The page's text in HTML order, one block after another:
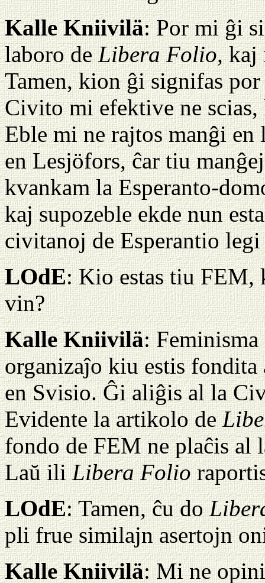
Kalle Kniivilä: Por mi ĝi
laboro deLibera Folio,kaj
Tamen, kion ĝi signifas
Civito mi efektive ne
Eble mi ne rajtos manĝi en
en Lesjöfors, ĉar tiu
kvankam la Esperanto-
kaj supozeble ekde nun
civitanoj de Esperantio
LOdE: Kio estas tiu FEM,
vin?
Kalle Kniivilä: Feminisma
organizaĵo kiu estis fondita
en Svisio. Ĝi aliĝis al la
Evidente la artikolo de
fondo de FEM ne plaĉis al
Laŭ iliLibera Folio
LOdE: Tamen, ĉu do
pli frue similajn asertojn
Kalle Kniivilä: Mi ne